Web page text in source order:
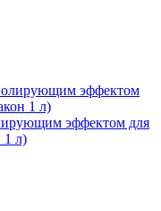
эффектом для
1 л)